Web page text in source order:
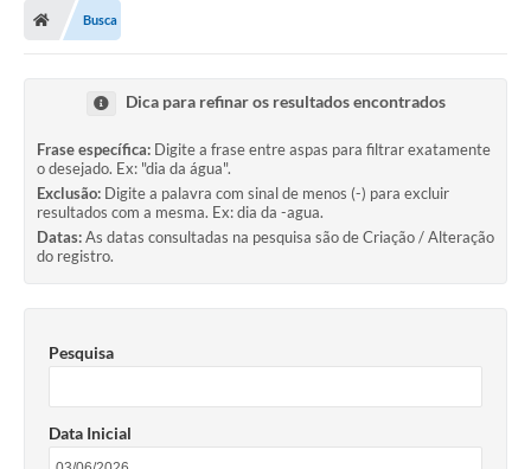
Busca
Dica para refinar os resultados encontrados
Frase específica: Digite a frase entre aspas para filtrar exatamente
o desejado. Ex: "dia da água".
Exclusão: Digite a palavra com sinal de menos (-) para excluir
resultados com a mesma. Ex: dia da -agua.
Datas:As datas consultadas na pesquisa são de Criação / Alteração
do registro.
Pesquisa
Data Inicial